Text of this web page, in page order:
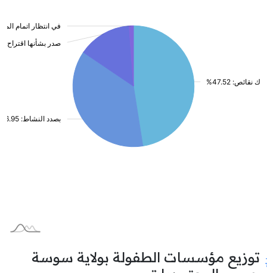
توزيع مؤسسات الطفولة بولاية سوسة